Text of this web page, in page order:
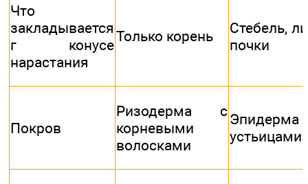
Что
закладывается
г конусе
нарастания
Только корень
Стебель,
почки
Покров
Ризодерма с
корневыми
волосками
устьицами